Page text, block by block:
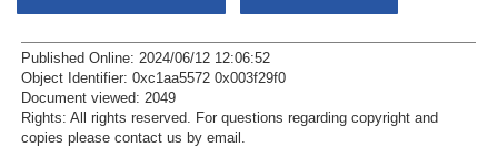
Published Online: 2024/06/12 12:06:52
Object Identifier: 0xc1aa5572 0x003f29f0
Document viewed: 2049
Rights: All rights reserved.
For questions regarding copyright and
copies please contact us by email